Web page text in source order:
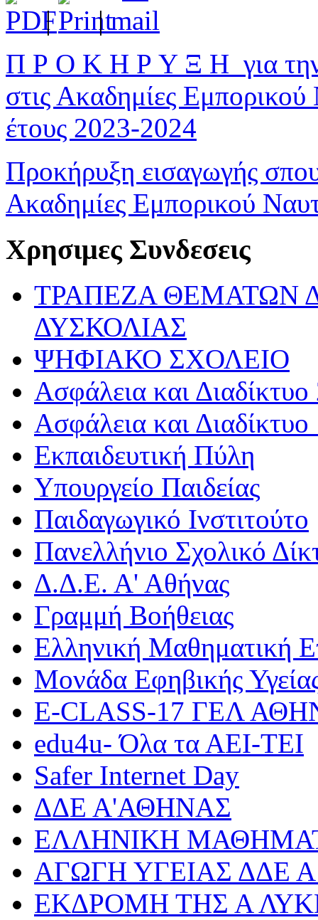
|
|
Π Ρ Ο Κ Η Ρ Υ Ξ Η για την
στις Ακαδημίες
έτους 2023-2024
Προκήρυξη εισαγωγής
Ακαδημίες Εμπορικού
Χρησιμες Συνδεσεις
ΤΡΑΠΕΖΑ ΘΕΜΑΤΩΝ
ΔΥΣΚΟΛΙΑΣ
ΨΗΦΙΑΚΟ ΣΧΟΛΕΙΟ
Ασφάλεια και Διαδίκτυο
Ασφάλεια και Διαδίκτυο
Εκπαιδευτική Πύλη
Υπουργείο Παιδείας
Παιδαγωγικό Ινστιτούτο
Πανελλήνιο Σχολικό
Δ.Δ.Ε. Α' Αθήνας
Γραμμή Βοήθειας
Ελληνική Μαθηματική
Μονάδα Εφηβικής
Ε-CLASS-17 ΓΕΛ
edu4u- Όλα τα ΑΕΙ-ΤΕΙ
Safer Internet Day
ΔΔΕ Α'ΑΘΗΝΑΣ
ΕΛΛΗΝΙΚΗ
ΑΓΩΓΗ ΥΓΕΙΑΣ ΔΔΕ
ΕΚΔΡΟΜΗ ΤΗΣ Α